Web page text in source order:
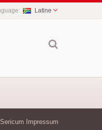
Latine
Sericum Impressum